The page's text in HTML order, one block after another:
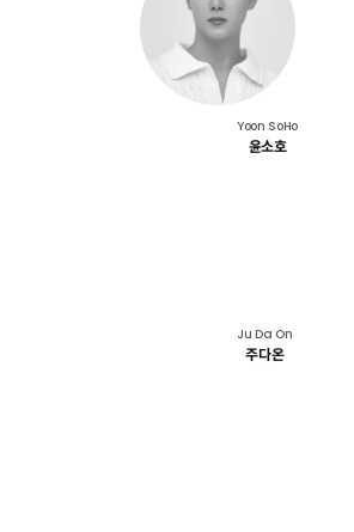
Yoon SoHo
윤소호
Ju Da On
주다온